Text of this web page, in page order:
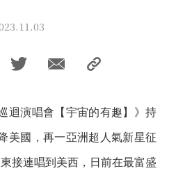
迴演唱會【宇宙的有趣】》持
美國，再一亞洲超人氣新星征
接連唱到美西，日前在最富盛